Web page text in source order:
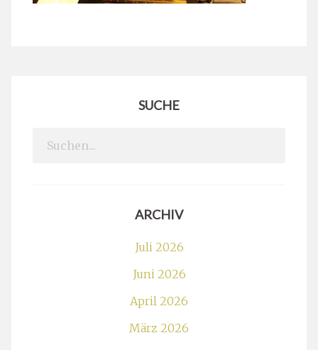
SUCHE
Search
ARCHIV
Juli 2026
Juni 2026
April 2026
März 2026